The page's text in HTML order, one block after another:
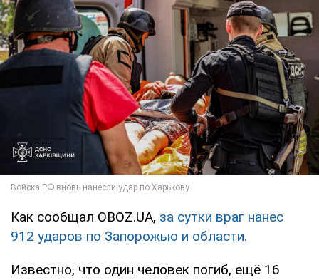
Как сообщал OBOZ.UA, за сутки враг нанес
912 ударов по Запорожью и области.
Известно, что один человек погиб, ещё 16